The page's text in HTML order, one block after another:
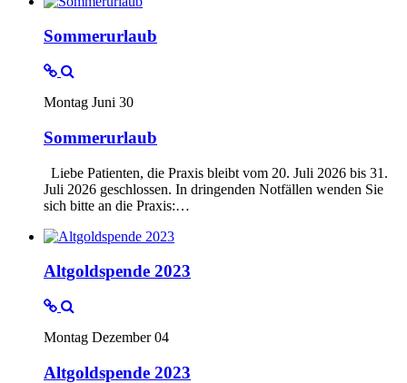
Sommerurlaub
Montag Juni 30
Sommerurlaub
Liebe Patienten, die Praxis bleibt vom 20. Juli 2026 bis 31.
Juli 2026 geschlossen. In dringenden Notfällen wenden Sie
sich bitte an die Praxis:…
Altgoldspende 2023
Montag Dezember 04
Altgoldspende 2023